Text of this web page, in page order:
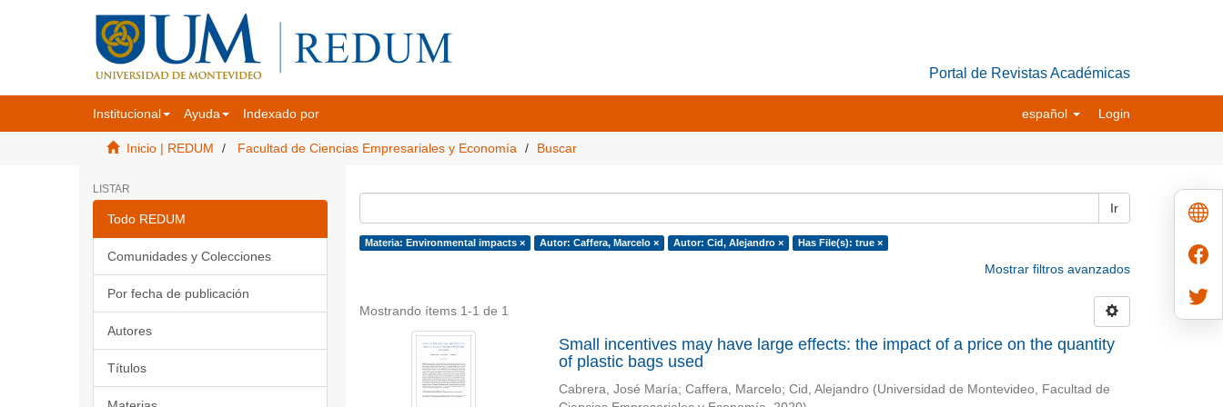
Portal de Revistas Académicas
Institucional Ayuda Indexado por español Login
Inicio | REDUM Facultad de Ciencias Empresariales y Economía Buscar
LISTAR
Todo REDUM
Comunidades y Colecciones
Por fecha de publicación
Autores
Títulos
Ir
Materia: Environmental impacts × Autor: Caffera, Marcelo × Autor: Cid, Alejandro × Has File(s): true ×
Mostrar filtros avanzados
Mostrando ítems 1-1 de 1
Small incentives may have large effects: the impact of a price on the quantity
of plastic bags used
Cabrera, José María; Caffera, Marcelo; Cid, Alejandro (Universidad de Montevideo, Facultad de